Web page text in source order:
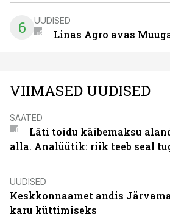
6 UUDISED
Linas Agro avas
VIIMASED UUDISED
SAATED
Läti toidu käibemaksu
alla. Analüütik: riik teeb seal
UUDISED
Keskkonnaamet andis
karu küttimiseks